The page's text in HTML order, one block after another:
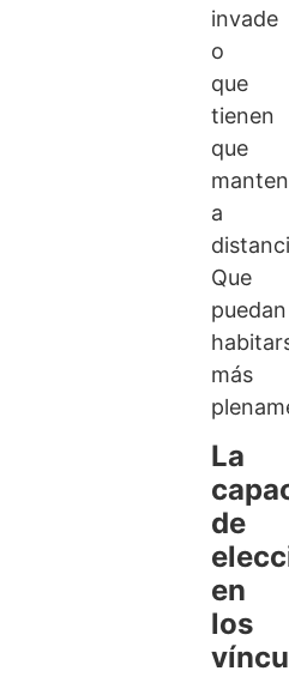
invade
o
que
tienen
que
a
Que
puedan
más
La
de
en
los